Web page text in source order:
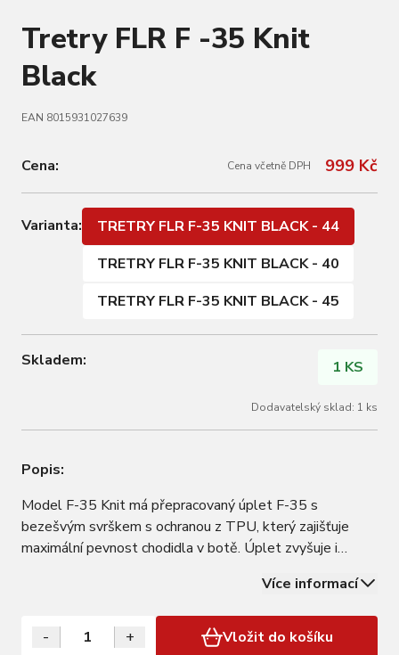
Tretry FLR F -35 Knit
Black
EAN 8015931027639
Cena: Cena včetně DPH 999 Kč
Varianta:
TRETRY FLR F-35 KNIT BLACK - 44
TRETRY FLR F-35 KNIT BLACK - 40
TRETRY FLR F-35 KNIT BLACK - 45
Skladem: 1 KS
Dodavatelský sklad: 1 ks
Popis:
Model F-35 Knit má přepracovaný úplet F-35 s
bezešvým svrškem s ochranou z TPU, který zajišťuje
maximální pevnost chodidla v botě. Úplet zvyšuje i
designu. Výrobci vsadili na zesílenou koženou oporu paty
místo síťoviny a do svršku přidali…
Více informací
- + Vložit do košíku